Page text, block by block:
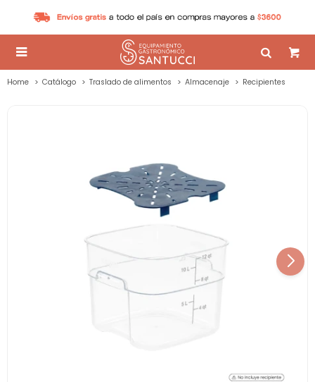

Home Catálogo Traslado de alimentos Almacenaje Recipientes